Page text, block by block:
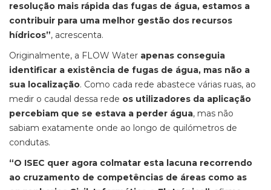
resolução mais rápida das fugas de água, estamos a
contribuir para uma melhor gestão dos recursos
hídricos”, acrescenta.
Originalmente, a FLOW Water apenas conseguia
identificar a existência de fugas de água, mas não a
sua localização. Como cada rede abastece várias ruas, ao
medir o caudal dessa rede os utilizadores da aplicação
percebiam que se estava a perder água, mas não
sabiam exatamente onde ao longo de quilómetros de
condutas.
“O ISEC quer agora colmatar esta lacuna recorrendo
ao cruzamento de competências de áreas como as